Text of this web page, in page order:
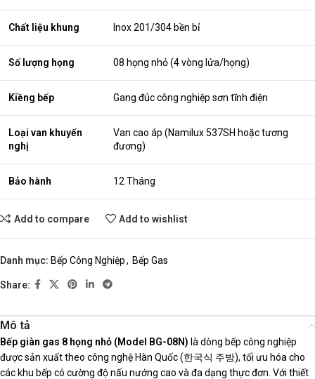
Chất liệu khung Inox 201/304 bền bỉ
Số lượng họng 08 họng nhỏ (4 vòng lửa/họng)
Kiềng bếp Gang đúc công nghiệp sơn tĩnh điện
Loại van khuyến
nghị
Van cao áp (Namilux 537SH hoặc tương
đương)
Bảo hành 12 Tháng
Add to compare Add to wishlist
Danh mục: Bếp Công Nghiệp, Bếp Gas
Share:
Mô tả
Bếp giàn gas 8 họng nhỏ (Model BG-08N) là dòng bếp công nghiệp
được sản xuất theo công nghệ Hàn Quốc (한국식 주방), tối ưu hóa cho
các khu bếp có cường độ nấu nướng cao và đa dạng thực đơn. Với thiết